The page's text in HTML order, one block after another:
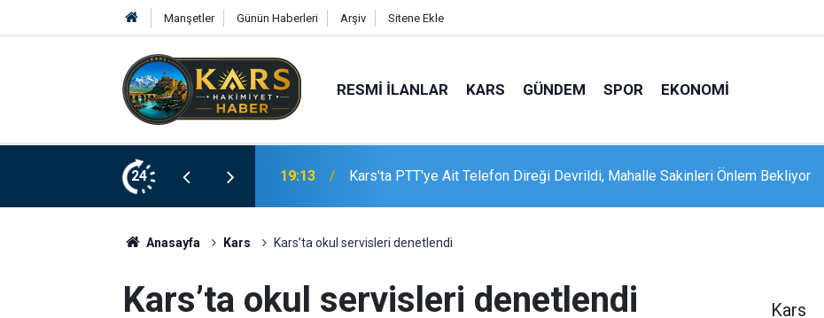
Manşetler Günün Haberleri Arşiv Sitene Ekle
RESMI İLANLAR KARS GÜNDEM SPOR EKONOMI
24
Mahalle Sakinleri Önlem Bekliyor 19:10 Aile ve Sosyal Hizmetler Bakanı Göktaş Van’da
Anasayfa Kars Kars’ta okul servisleri denetlendi
Kars’ta okul servisleri denetlendi Kars